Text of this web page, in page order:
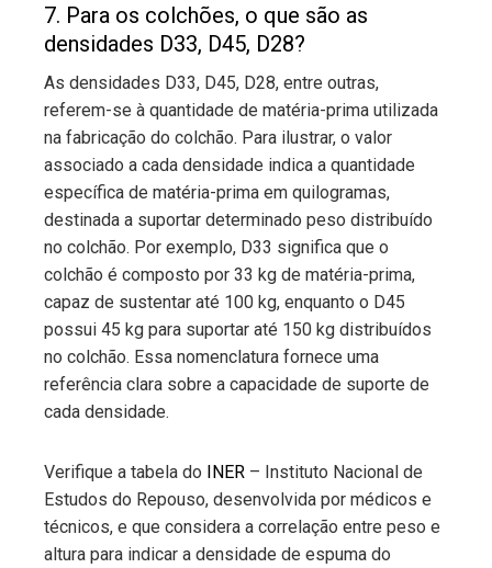
7. Para os colchões, o que são as
densidades D33, D45, D28?
As densidades D33, D45, D28, entre outras,
referem-se à quantidade de matéria-prima utilizada
na fabricação do colchão. Para ilustrar, o valor
associado a cada densidade indica a quantidade
específica de matéria-prima em quilogramas,
destinada a suportar determinado peso distribuído
no colchão. Por exemplo, D33 significa que o
colchão é composto por 33 kg de matéria-prima,
capaz de sustentar até 100 kg, enquanto o D45
possui 45 kg para suportar até 150 kg distribuídos
no colchão. Essa nomenclatura fornece uma
referência clara sobre a capacidade de suporte de
cada densidade.
Verifique a tabela do INER – Instituto Nacional de
Estudos do Repouso, desenvolvida por médicos e
técnicos, e que considera a correlação entre peso e
altura para indicar a densidade de espuma do